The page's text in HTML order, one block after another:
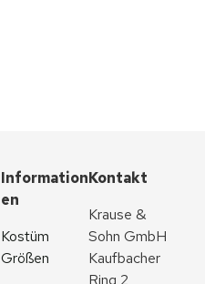
Information
en
Kostüm
Größen
Kontakt
Krause &
Sohn GmbH
Kaufbacher
Ring 2